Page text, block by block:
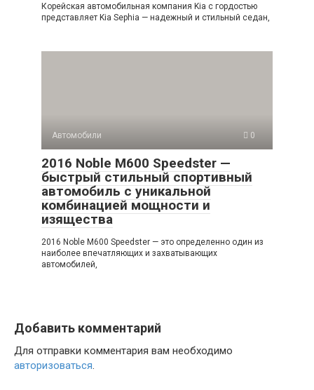
Корейская автомобильная компания Kia с гордостью
представляет Kia Sephia — надежный и стильный седан,
Автомобили 0
2016 Noble M600 Speedster —
быстрый стильный спортивный
автомобиль с уникальной
комбинацией мощности и
изящества
2016 Noble M600 Speedster — это определенно один из
наиболее впечатляющих и захватывающих
автомобилей,
Добавить комментарий
Для отправки комментария вам необходимо
авторизоваться.